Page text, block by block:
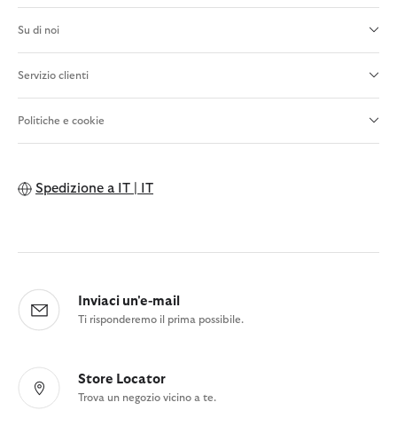
Su di noi
Servizio clienti
Politiche e cookie
Spedizione a IT | IT
Inviaci un'e-mail
Ti risponderemo il prima possibile.
Store Locator
Trova un negozio vicino a te.